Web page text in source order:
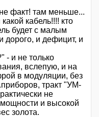
факт! там меньше...
кабель!!!! кто
будет с малым
дорого, и дефицит, и
- и не только
вслепую, и на
в модуляции, без
тракт "УМ-
не
и высокой
золота.